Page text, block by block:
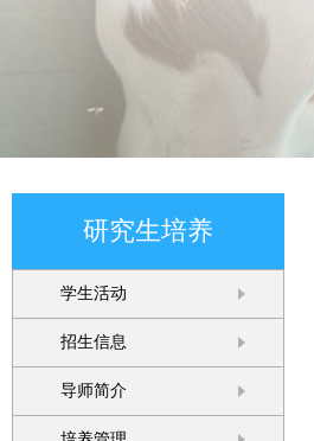
研究生培养
学生活动
招生信息
导师简介